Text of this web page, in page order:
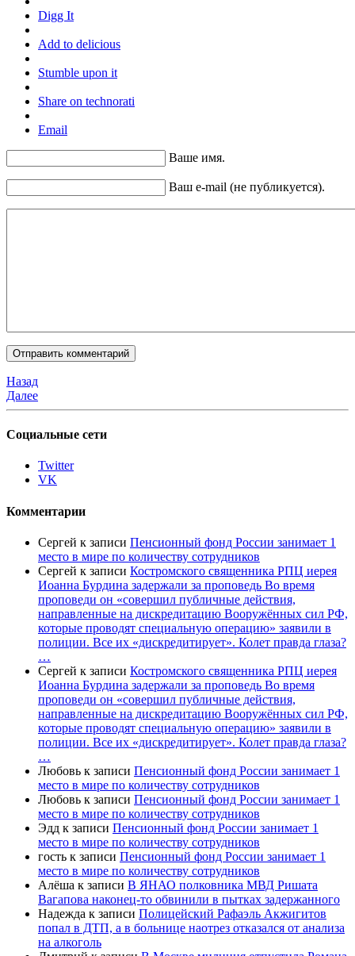
Digg It
Add to delicious
Stumble upon it
Share on technorati
Email
Ваше имя.
Ваш e-mail (не публикуется).
Назад
Далее
Социальные сети
Twitter
VK
Комментарии
Сергей к записи Пенсионный фонд России занимает 1
место в мире по количеству сотрудников
Сергей к записи Костромского священника РПЦ иерея
Иоанна Бурдина задержали за проповедь Во время
проповеди он «совершил публичные действия,
направленные на дискредитацию Вооружённых сил РФ,
которые проводят специальную операцию» заявили в
полиции. Все их «дискредитирует». Колет правда глаза?
…
Сергей к записи Костромского священника РПЦ иерея
Иоанна Бурдина задержали за проповедь Во время
проповеди он «совершил публичные действия,
направленные на дискредитацию Вооружённых сил РФ,
которые проводят специальную операцию» заявили в
полиции. Все их «дискредитирует». Колет правда глаза?
…
Любовь к записи Пенсионный фонд России занимает 1
место в мире по количеству сотрудников
Любовь к записи Пенсионный фонд России занимает 1
место в мире по количеству сотрудников
Эдд к записи Пенсионный фонд России занимает 1
место в мире по количеству сотрудников
гость к записи Пенсионный фонд России занимает 1
место в мире по количеству сотрудников
Алёша к записи В ЯНАО полковника МВД Ришата
Вагапова наконец-то обвинили в пытках задержанного
Надежда к записи Полицейский Рафаэль Акжигитов
попал в ДТП, а в больнице наотрез отказался от анализа
на алкоголь